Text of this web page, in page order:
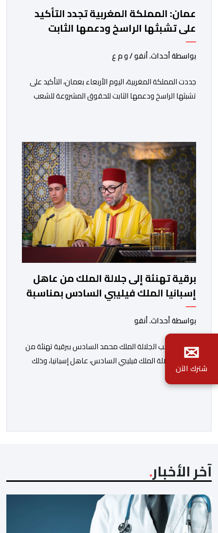
عمان: المملكة المغربية تجدد التأكيد
على تشبثها الراسخ ودعمها الثابت
للحقوق المشروعة للشعب الفلسطيني
الشقيق
بواسطة أحداث. أنفو / و م ع
جددت المملكة المغربية، اليوم الأربعاء بعمان، التأكيد على
تشبثها الراسخ ودعمها الثابت للحقوق المشروعة للشعب
الشريف، واقتناعها بفضائل الحوار والتفاوض كسبيل وحيد
لحل الصراع الفلسطيني- الإسرائيلي، بعيدا عن أعمال العنف
والتطرف والتصرفات أحادية الجانب، وكذا انخراطها التام في
كل […]
برقية تهنئة إلى جلالة الملك من عاهل
إسبانيا الملك فيليبي السادس بمناسبة
عيد العرش المجيد
بواسطة أحداث. أنفو
توصل صاحب الجلالة الملك محمد السادس ببرقية تهنئة من
صاحب الجلالة الملك فيليبي السادس، عاهل إسبانيا، وذلك
بمناسبة الذكرى السابعة والعشرين لتربع جلالته على عرش
أسلافه المنعمين. وأعرب العاهل الإسباني، في هذه البرقية،
الملك، وبالمزيد من الازدهار والرفاه للشعب المغربي. […]
آخر الأخبار
✉
شترك الآن